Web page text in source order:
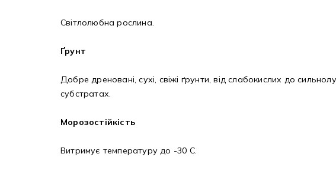
Світлолюбна рослина.
Ґрунт
Добре дреновані, сухі, свіжі ґрунти, від слабокислих до
субстратах.
Морозостійкість
Витримує температуру до -30 С.